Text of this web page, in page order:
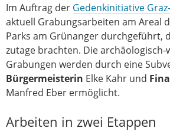
Im Auftrag der Gedenkinitiative
aktuell Grabungsarbeiten am Areal
Parks am Grünanger durchgeführt,
zutage brachten. Die archäologisch-
Grabungen werden durch eine
Bürgermeisterin Elke Kahr und
Manfred Eber ermöglicht.
Arbeiten in zwei Etappen